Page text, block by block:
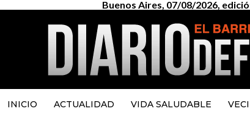
Buenos Aires, 07/08/2026,
INICIO ACTUALIDAD VIDA SALUDABLE